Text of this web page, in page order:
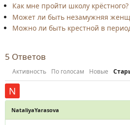
Как мне пройти школу крёстного?
Может ли быть незамужняя
Можно ли быть крестной в
5 Ответов
Активность По голосам Новые
NataliyaYarasova